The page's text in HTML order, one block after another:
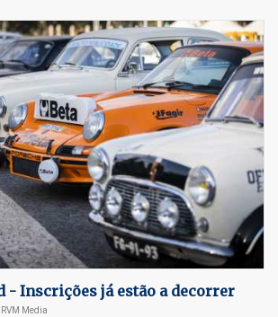
- Inscrições já estão a decorrer
RVM Media